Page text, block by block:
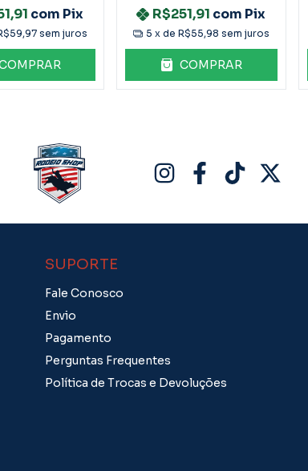
com Pix
sem juros
R$251,91 com Pix
5 x de R$55,98 sem juros
COMPRAR
SUPORTE
Fale Conosco
Envio
Pagamento
Perguntas Frequentes
Política de Trocas e Devoluções